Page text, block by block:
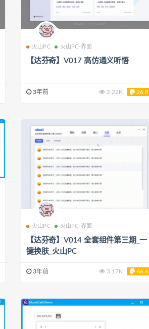
火山PC 火山PC-界面
【达芬奇】V017 高仿通义听悟
3年前 2.22K 26.8
火山PC 火山PC-界面
【达芬奇】V014 全套组件第三期_一
键换肤_火山PC
3年前 3.17K 66.6